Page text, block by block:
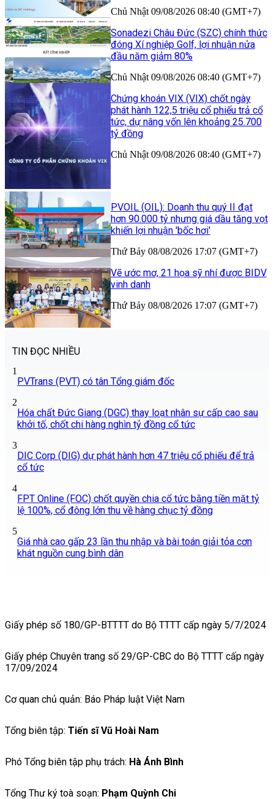
Chủ Nhật 09/08/2026 08:40 (GMT+7)
Sonadezi Châu Đức (SZC) chính thức
đóng Xí nghiệp Golf, lợi nhuận nửa
đầu năm giảm 80%
Chủ Nhật 09/08/2026 08:40 (GMT+7)
Chứng khoán VIX (VIX) chốt ngày
phát hành 122,5 triệu cổ phiếu trả cổ
tức, dự nâng vốn lên khoảng 25.700
tỷ đồng
Chủ Nhật 09/08/2026 08:40 (GMT+7)
PVOIL (OIL): Doanh thu quý II đạt
hơn 90.000 tỷ nhưng giá dầu tăng vọt
khiến lợi nhuận 'bốc hơi'
Thứ Bảy 08/08/2026 17:07 (GMT+7)
Vẽ ước mơ, 21 họa sỹ nhí được BIDV
vinh danh
Thứ Bảy 08/08/2026 17:07 (GMT+7)
TIN ĐỌC NHIỀU
1
PVTrans (PVT) có tân Tổng giám đốc
2
Hóa chất Đức Giang (DGC) thay loạt nhân sự cấp cao sau
khởi tố, chốt chi hàng nghìn tỷ đồng cổ tức
3
DIC Corp (DIG) dự phát hành hơn 47 triệu cổ phiếu để trả
cổ tức
4
FPT Online (FOC) chốt quyền chia cổ tức bằng tiền mặt tỷ
lệ 100%, cổ đông lớn thu về hàng chục tỷ đồng
5
Giá nhà cao gấp 23 lần thu nhập và bài toán giải tỏa cơn
khát nguồn cung bình dân
Giấy phép số 180/GP-BTTTT do Bộ TTTT cấp ngày 5/7/2024
Giấy phép Chuyên trang số 29/GP-CBC do Bộ TTTT cấp ngày
17/09/2024
Cơ quan chủ quản: Báo Pháp luật Việt Nam
Tổng biên tập: Tiến sĩ Vũ Hoài Nam
Phó Tổng biên tập phụ trách: Hà Ánh Bình
Tổng Thư ký toà soạn: Phạm Quỳnh Chi